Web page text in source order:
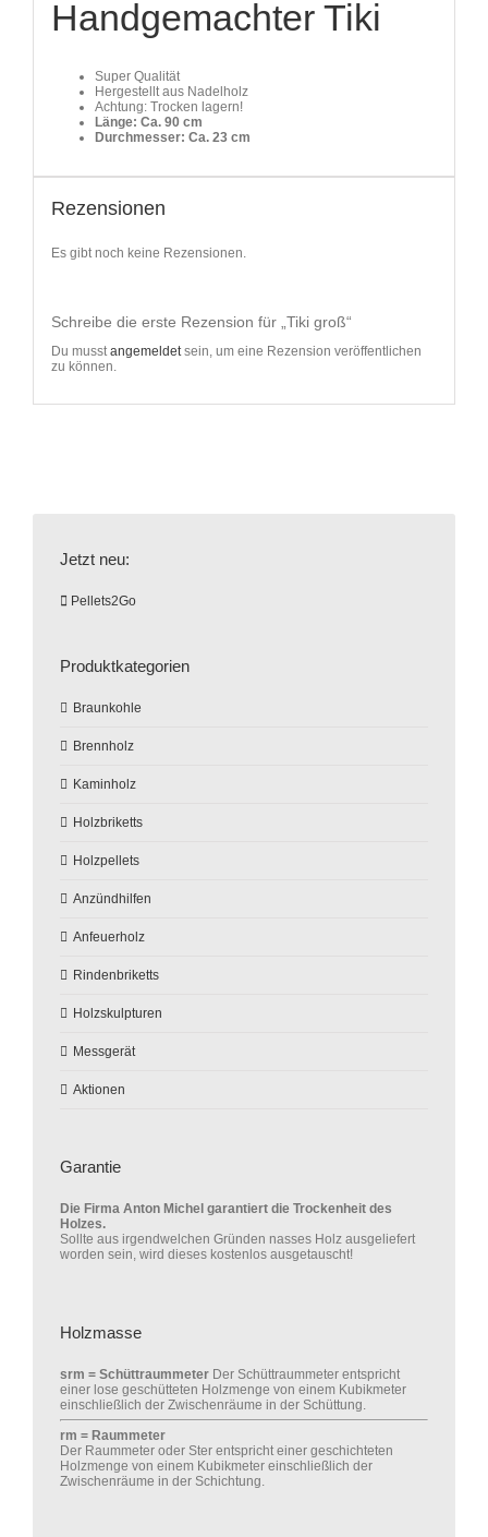
Handgemachter Tiki
Super Qualität
Hergestellt aus Nadelholz
Achtung: Trocken lagern!
Länge: Ca. 90 cm
Durchmesser: Ca. 23 cm
Rezensionen
Es gibt noch keine Rezensionen.
Schreibe die erste Rezension für „Tiki groß“
Du musstangemeldetsein, um eine Rezension veröffentlichen
zu können.
Jetzt neu:
Pellets2Go
Produktkategorien
Braunkohle
Brennholz
Kaminholz
Holzbriketts
Holzpellets
Anzündhilfen
Anfeuerholz
Rindenbriketts
Holzskulpturen
Messgerät
Aktionen
Garantie
Die Firma Anton Michel garantiert die Trockenheit des
Holzes.
Sollte aus irgendwelchen Gründen nasses Holz ausgeliefert
worden sein, wird dieses kostenlos ausgetauscht!
Holzmasse
srm = Schüttraummeter Der Schüttraummeter entspricht
einer lose geschütteten Holzmenge von einem Kubikmeter
einschließlich der Zwischenräume in der Schüttung.
rm = Raummeter
Der Raummeter oder Ster entspricht einer geschichteten
Holzmenge von einem Kubikmeter einschließlich der
Zwischenräume in der Schichtung.